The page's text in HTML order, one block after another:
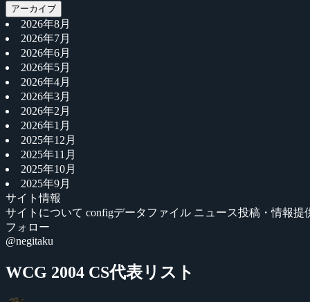
アーカイブ
2026年8月
2026年7月
2026年6月
2026年5月
2026年4月
2026年3月
2026年2月
2026年1月
2025年12月
2025年11月
2025年10月
2025年9月
サイト情報
サイトについて configデータファイル ニュース投稿・情報提
フォロー
@negitaku
WCG 2004 CS代表リスト